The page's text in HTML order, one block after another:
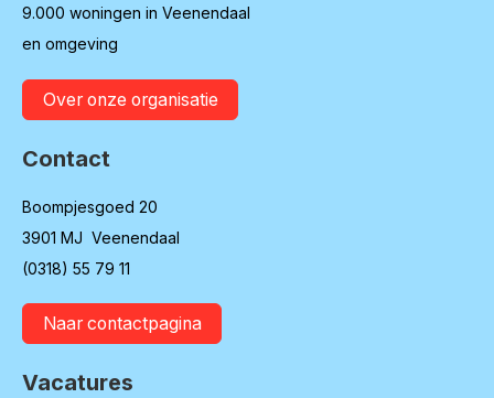
9.000 woningen in Veenendaal
en omgeving
Over onze organisatie
Contact
Boompjesgoed 20
3901 MJ Veenendaal
(0318) 55 79 11
Naar contactpagina
Vacatures